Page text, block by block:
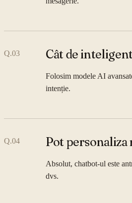
Q.03 Cât de
Folosim modele AI
intenție.
Q.04 Pot
Absolut, chatbot-ul este
dvs.